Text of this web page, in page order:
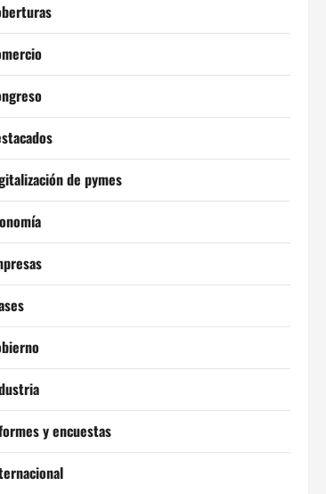
de pymes
y encuestas